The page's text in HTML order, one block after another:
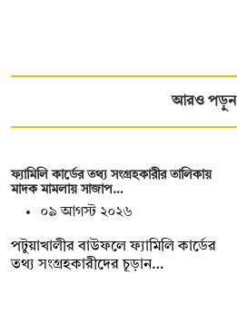
আরও পড়ুন
ফ্যামিলি কার্ডের তথ্য সংগ্রহকারীর তালিকায়
মাদক মামলায় সাজাপ…
০৯ আগস্ট ২০২৬
পটুয়াখালীর বাউফলে ফ্যামিলি কার্ডের
তথ্য সংগ্রহকারীদের চূড়ান…